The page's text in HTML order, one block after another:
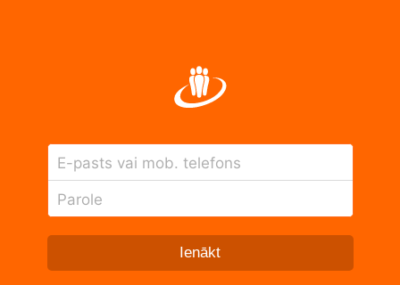
E-pasts vai mob. telefons
Parole
Ienākt